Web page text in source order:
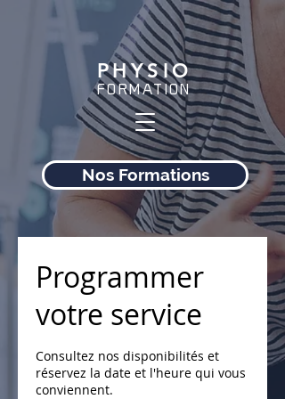
Nos Formations
PHYSIO
FORMATION
Programmer
votre service
Consultez nos disponibilités et
réservez la date et l'heure qui vous
conviennent.